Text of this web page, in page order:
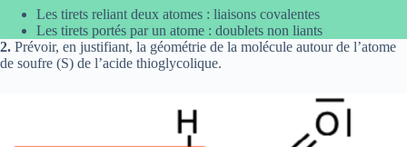
Les tirets reliant deux atomes : liaisons covalentes
Les tirets portés par un atome : doublets non liants
2. Prévoir, en justifiant, la géométrie de la molécule autour de l’atome
de soufre (S) de l’acide thioglycolique.